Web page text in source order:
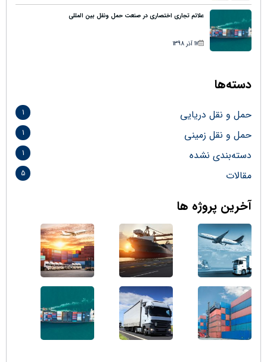
علائم تجاری اختصاری در صنعت حمل ونقل بین المللی
17 آذر 1398
دسته‌ها
حمل و نقل دریایی 1
حمل و نقل زمینی 1
دسته‌بندی نشده 1
مقالات 5
آخرین پروژه ها